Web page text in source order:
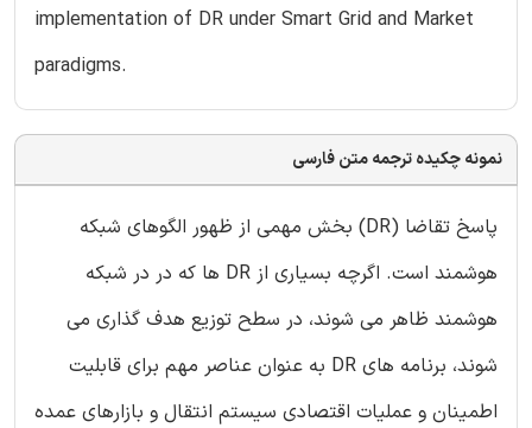
implementation of DR under Smart Grid and Market
paradigms.
نمونه چکیده ترجمه متن فارسی
پاسخ تقاضا (DR) بخش مهمی از ظهور الگوهای شبکه
هوشمند است. اگرچه بسیاری از DR ها که در در شبکه
هوشمند ظاهر می شوند، در سطح توزیع هدف گذاری می
شوند، برنامه های DR به عنوان عناصر مهم برای قابلیت
اطمینان و عملیات اقتصادی سیستم انتقال و بازارهای عمده